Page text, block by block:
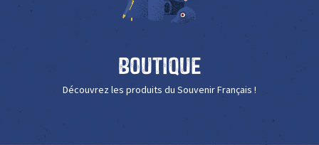
Boutique
Découvrez les produits du Souvenir Français !